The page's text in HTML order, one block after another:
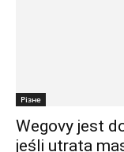
Різне
Wegovy jest
jeśli utrata